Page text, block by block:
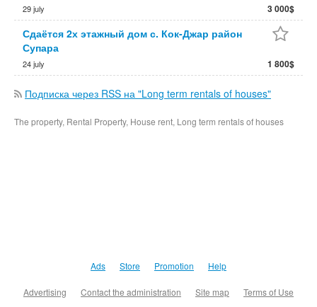
29 july 3 000$
Сдаётся 2х этажный дом с. Кок-Джар район
Супара
24 july 1 800$
Подписка через RSS на "Long term rentals of houses"
The property, Rental Property, House rent, Long term rentals of houses
Ads Store Promotion Help
Advertising Contact the administration Site map Terms of Use